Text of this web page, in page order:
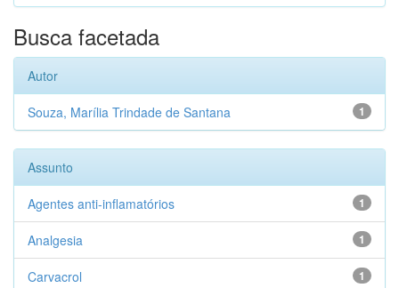
Busca facetada
Autor
1
Souza, Marília Trindade de Santana
Assunto
1
Agentes anti-inflamatórios
1
Analgesia
1
Carvacrol